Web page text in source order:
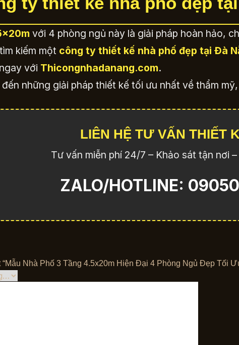
với 4 phòng ngủ này là giải pháp hoàn hảo,
kiếm một công ty thiết kế nhà phố đẹp tại Đà
với Thicongnhadanang.com.
những giải pháp thiết kế tối ưu nhất về thẩm
LIÊN HỆ TƯ VẤN THIẾT
Tư vấn miễn phí 24/7 – Khảo sát tận nơi
ZALO/HOTLINE:
Nhà Phố 3 Tầng 4.5x20m Hiện Đại 4 Phòng Ngủ Đẹp Tối